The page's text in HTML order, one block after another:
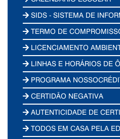
SIDS - SISTEMA DE
TERMO DE
LICENCIAMENTO
LINHAS E HORÁRIOS DE
PROGRAMA
CERTIDÃO NEGATIVA
AUTENTICIDADE DE
TODOS EM CASA PELA